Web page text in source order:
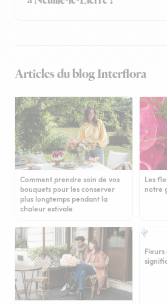
Articles du blog Interflora
Comment prendre soin de vos
bouquets pour les conserver
plus longtemps pendant la
chaleur estivale
Les
notre